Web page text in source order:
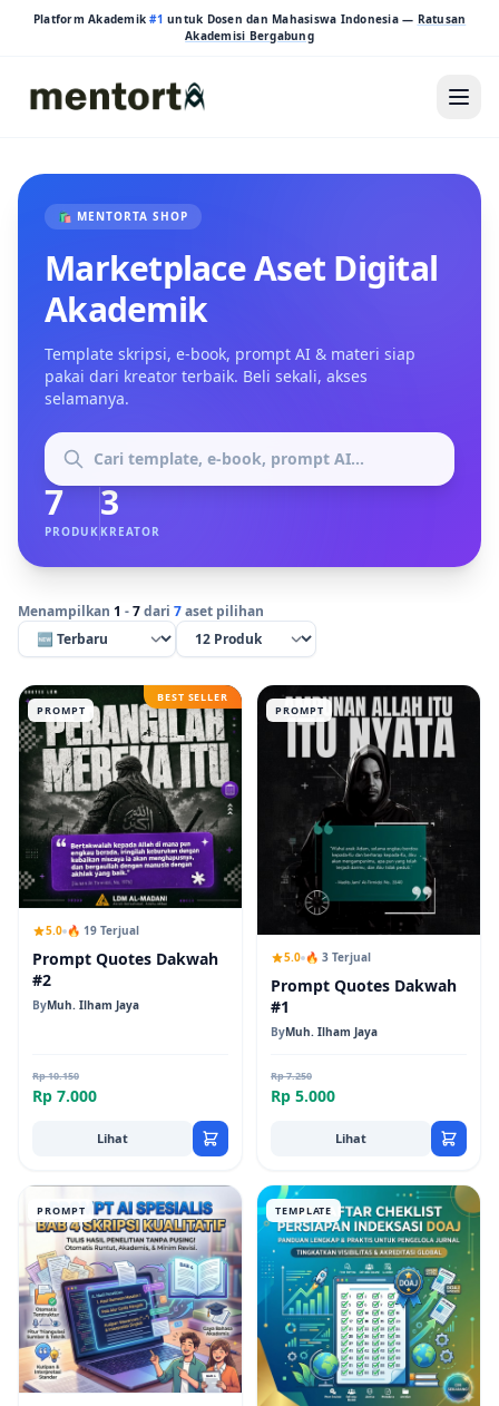
Platform Akademik#1 untuk Dosen dan Mahasiswa Indonesia — Ratusan
Akademisi Bergabung
🛍️ MENTORTA SHOP
Marketplace Aset Digital
Akademik
Template skripsi, e-book, prompt AI & materi siap
pakai dari kreator terbaik. Beli sekali, akses
selamanya.
7
PRODUK
3
KREATOR
Menampilkan 1 -7dari 7aset pilihan
BEST SELLER
PROMPT
5.0 🔥 19 Terjual
Prompt Quotes Dakwah
#2
ByMuh. Ilham Jaya
Rp 10.150
Rp 7.000
Lihat
PROMPT
5.0 🔥 3 Terjual
Prompt Quotes Dakwah
#1
ByMuh. Ilham Jaya
Rp 7.250
Rp 5.000
Lihat
PROMPT TEMPLATE